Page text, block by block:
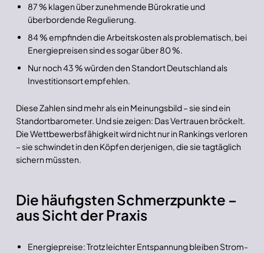
87 % klagen über zunehmende Bürokratie und
überbordende Regulierung.
84 % empfinden die Arbeitskosten als problematisch, bei
Energiepreisen sind es sogar über 80 %.
Nur noch 43 % würden den Standort Deutschland als
Investitionsort empfehlen.
Diese Zahlen sind mehr als ein Meinungsbild – sie sind ein
Standortbarometer. Und sie zeigen: Das Vertrauen bröckelt.
Die Wettbewerbsfähigkeit wird nicht nur in Rankings verloren
– sie schwindet in den Köpfen derjenigen, die sie tagtäglich
sichern müssten.
Die häufigsten Schmerzpunkte –
aus Sicht der Praxis
Energiepreise: Trotz leichter Entspannung bleiben Strom-